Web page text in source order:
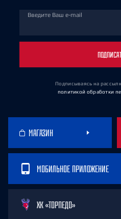
Введите Ваш e-mail
Подписываясь на
политикой обработки
МАГАЗИН
МОБИЛЬНОЕ ПРИЛОЖЕНИЕ
ХК «ТОРПЕДО»